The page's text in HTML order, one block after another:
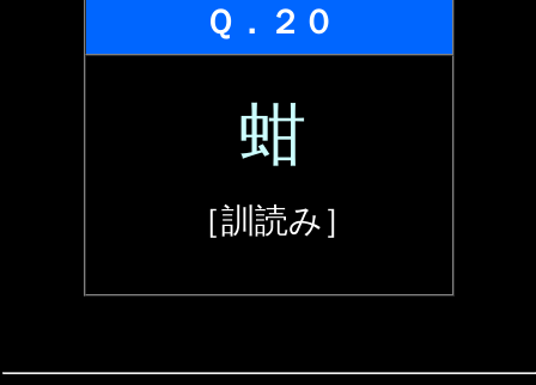
Ｑ．２０
蚶
［訓読み］